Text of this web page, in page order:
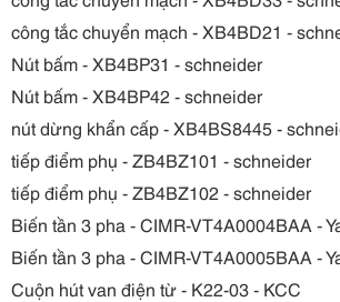
công tắc chuyển mạch - XB4BD21 -
Nút bấm - XB4BP31 - schneider
Nút bấm - XB4BP42 - schneider
nút dừng khẩn cấp - XB4BS8445 -
tiếp điểm phụ - ZB4BZ101 - schneider
tiếp điểm phụ - ZB4BZ102 - schneider
Biến tần 3 pha - CIMR-VT4A0004BAA -
Biến tần 3 pha - CIMR-VT4A0005BAA -
Cuộn hút van điện từ - K22-03 - KCC